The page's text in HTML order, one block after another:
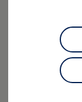
Gerüstet für